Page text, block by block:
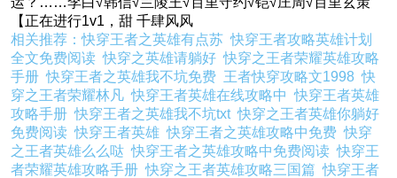
【正在进行1v1，甜 千肆风风
相关推荐：快穿王者之英雄有点苏快穿王者攻略英雄计划
全文免费阅读快穿之英雄请躺好快穿之王者荣耀英雄攻略
手册快穿王者之英雄我不坑免费 王者快穿攻略文1998快
穿之王者荣耀林凡快穿王者英雄在线攻略中快穿王者英雄
攻略手册快穿王者之英雄我不坑txt快穿之王者英雄你躺好
免费阅读快穿王者英雄快穿王者之英雄攻略中免费快穿
之王者英雄么么哒快穿王者之英雄攻略中免费阅读快穿王
者荣耀英雄攻略手册快穿之王者英雄攻略三国篇快穿王者